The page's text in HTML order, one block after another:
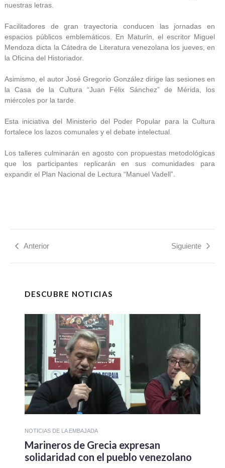
nuestras letras.
Facilitadores de gran trayectoria conducen las jornadas en
espacios públicos emblemáticos. En Maturín, el escritor Miguel
Mendoza dicta la Cátedra de Literatura venezolana los jueves, en
la Oficina del Historiador.
Asimismo, el autor José Gregorio González dirige las sesiones en
la Casa de la Cultura “Juan Félix Sánchez” de Mérida, los
miércoles por la tarde.
Esta iniciativa del Ministerio del Poder Popular para la Cultura
fortalece los lazos comunales y el debate intelectual.
Los talleres culminarán en agosto con propuestas metodológicas
que los participantes replicarán en sus comunidades para
expandir el Plan Nacional de Lectura “Manuel Vadell”.
Anterior Siguiente
DESCUBRE NOTICIAS
NOTICIAS DE LA EMBAJADA
Marineros de Grecia expresan
solidaridad con el pueblo venezolano